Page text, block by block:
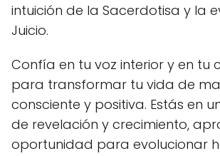
intuición de la Sacerdotisa y la
Juicio.
Confía en tu voz interior y en tu
para transformar tu vida de
consciente y positiva. Estás en
de revelación y crecimiento,
oportunidad para evolucionar